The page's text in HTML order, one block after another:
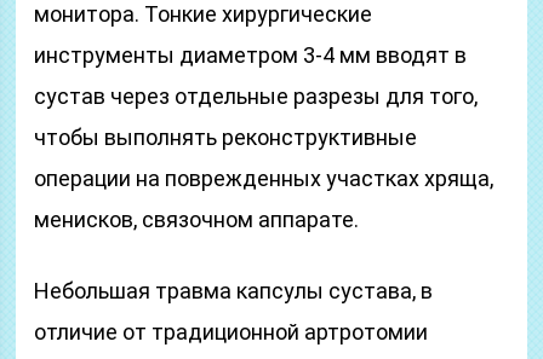
монитора. Тонкие хирургические
инструменты диаметром 3-4 мм вводят в
сустав через отдельные разрезы для того,
чтобы выполнять реконструктивные
операции на поврежденных участках хряща,
менисков, связочном аппарате.
Небольшая травма капсулы сустава, в
отличие от традиционной артротомии